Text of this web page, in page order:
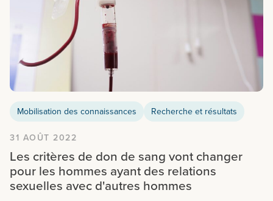
Mobilisation des connaissances Recherche et résultats
31 AOÛT 2022
Les critères de don de sang vont changer
pour les hommes ayant des relations
sexuelles avec d'autres hommes